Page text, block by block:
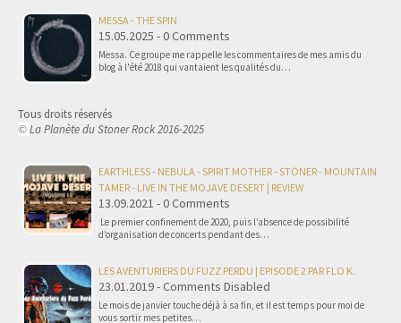
MESSA - THE SPIN
15.05.2025 - 0 Comments
Messa. Ce groupe me rappelle les commentaires de mes amis du
blog à l'été 2018 qui vantaient les qualités du…
Tous droits réservés
© La Planète du Stoner Rock 2016-2025
EARTHLESS - NEBULA - SPIRIT MOTHER - STÖNER - MOUNTAIN
TAMER - LIVE IN THE MOJAVE DESERT | REVIEW
13.09.2021 - 0 Comments
Le premier confinement de 2020, puis l’absence de possibilité
d’organisation de concerts pendant des…
LES AVENTURIERS DU FUZZ PERDU | EPISODE 2 PAR FLO K.
23.01.2019 - Comments Disabled
Le mois de janvier touche déjà à sa fin, et il est temps pour moi de
vous sortir mes petites…